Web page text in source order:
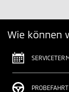
Wie können